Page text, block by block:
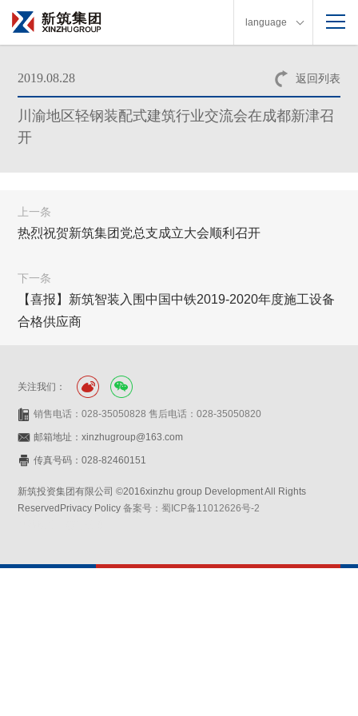
language
返回列表
2019.08.28
川渝地区轻钢装配式建筑行业交流会在成都新津召
开
上一条
热烈祝贺新筑集团党总支成立大会顺利召开
下一条
【喜报】新筑智装入围中国中铁2019-2020年度施工设备
合格供应商
关注我们：
销售电话：028-35050828 售后电话：028-35050820
邮箱地址：xinzhugroup@163.com
传真号码：028-82460151
新筑投资集团有限公司 ©2016xinzhu group Development All Rights
ReservedPrivacy Policy备案号：蜀ICP备11012626号-2